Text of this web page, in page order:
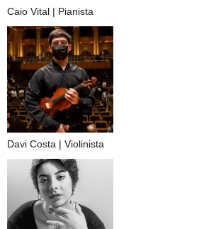
Caio Vital | Pianista
Davi Costa | Violinista